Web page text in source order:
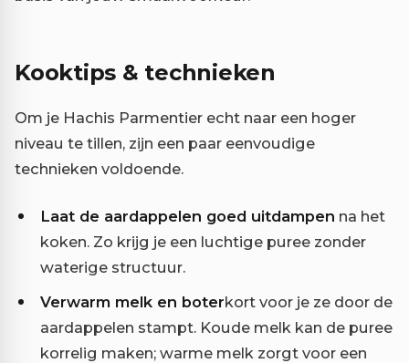
Kooktips & technieken
Om je Hachis Parmentier echt naar een hoger
niveau te tillen, zijn een paar eenvoudige
technieken voldoende.
Laat de aardappelen goed uitdampen na het
koken. Zo krijg je een luchtige puree zonder
waterige structuur.
Verwarm melk en boterkort voor je ze door de
aardappelen stampt. Koude melk kan de puree
korrelig maken; warme melk zorgt voor een